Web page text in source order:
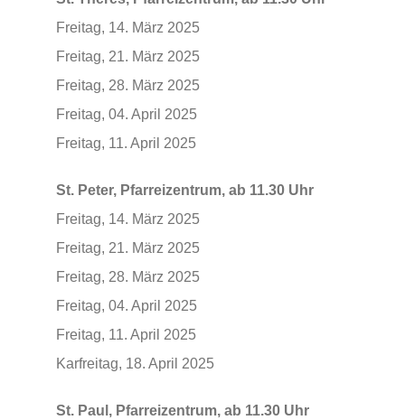
Freitag, 14. März 2025
Freitag, 21. März 2025
Freitag, 28. März 2025
Freitag, 04. April 2025
Freitag, 11. April 2025
St. Peter, Pfarreizentrum, ab 11.30 Uhr
Freitag, 14. März 2025
Freitag, 21. März 2025
Freitag, 28. März 2025
Freitag, 04. April 2025
Freitag, 11. April 2025
Karfreitag, 18. April 2025
St. Paul, Pfarreizentrum, ab 11.30 Uhr